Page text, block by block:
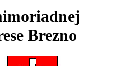
Brezno